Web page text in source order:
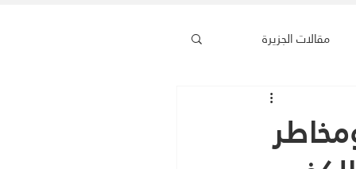
مقالات الجزيرة
معركة الوعي